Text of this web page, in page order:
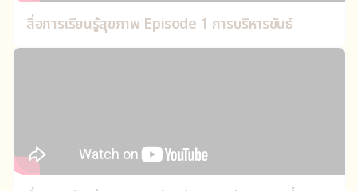
สื่อการเรียนรู้สุขภาพ Episode 1 การบริหารขันธ์